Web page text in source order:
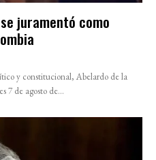
juramentó como
y constitucional, Abelardo de la
7 de agosto de...